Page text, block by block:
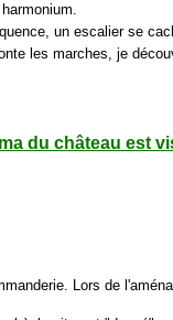
un escalier se
les marches, je
du château est
Lors de